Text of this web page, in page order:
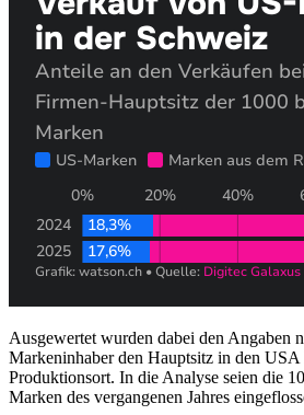
Ausgewertet wurden dabei den Angaben
Markeninhaber den Hauptsitz in den
Produktionsort. In die Analyse seien die
Marken des vergangenen Jahres